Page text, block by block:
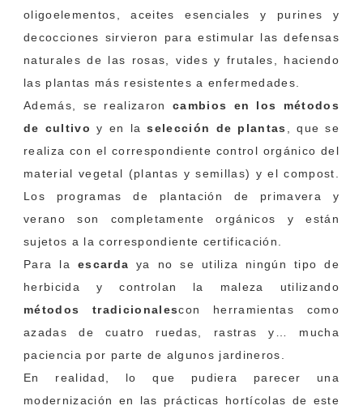
oligoelementos, aceites esenciales y purines y
decocciones sirvieron para estimular las defensas
naturales de las rosas, vides y frutales, haciendo
las plantas más resistentes a enfermedades.
Además, se realizaron cambios en los métodos
de cultivo y en laselección de plantas , que se
realiza con el correspondiente control orgánico del
material vegetal (plantas y semillas) y el compost.
Los programas de plantación de primavera y
verano son completamente orgánicos y están
sujetos a la correspondiente certificación.
Para la escarda ya no se utiliza ningún tipo de
herbicida y controlan la maleza utilizando
métodos tradicionalescon herramientas como
azadas de cuatro ruedas, rastras y… mucha
paciencia por parte de algunos jardineros.
En realidad, lo que pudiera parecer una
modernización en las prácticas hortícolas de este